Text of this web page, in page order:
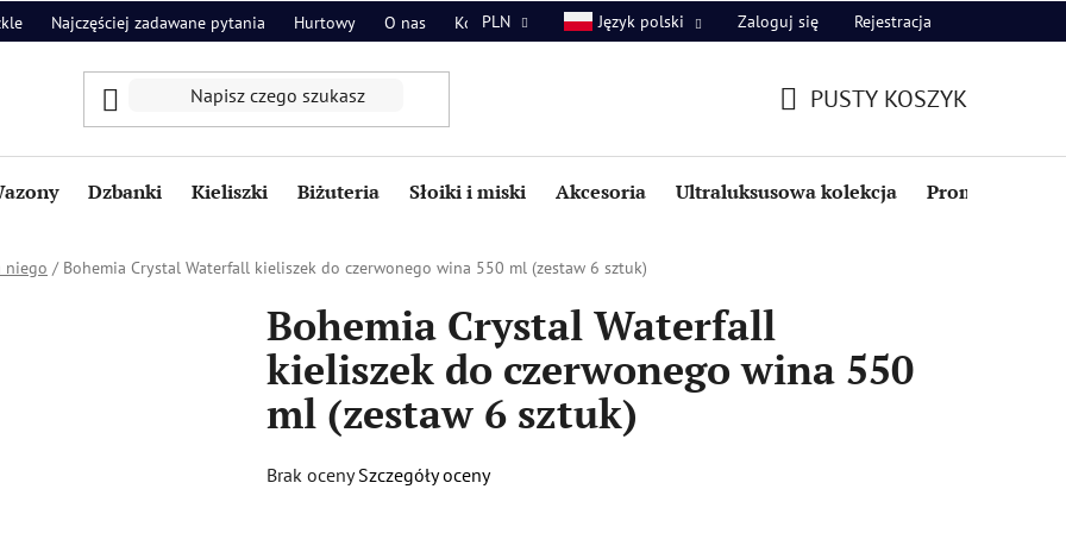
Najczęściej zadawane pytania Hurtowy O nas Kontakt
PLN Język polski Zaloguj się Rejestracja
PUSTY KOSZYK
Dzbanki Kieliszki Biżuteria Słoiki i miski Akcesoria Ultraluksusowa kolekcja Promocje i
niego / Bohemia Crystal Waterfall kieliszek do czerwonego wina 550 ml (zestaw 6 sztuk)
Bohemia Crystal Waterfall
kieliszek do czerwonego wina 550
ml (zestaw 6 sztuk)
Średnia
Brak oceny Szczegóły oceny